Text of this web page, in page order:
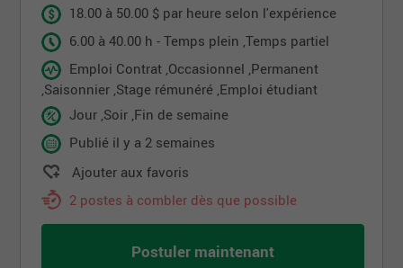
18.00 à 50.00 $ par heure selon l'expérience
6.00 à 40.00 h - Temps plein ,Temps partiel
Emploi Contrat ,Occasionnel ,Permanent
,Saisonnier ,Stage rémunéré ,Emploi étudiant
Jour ,Soir ,Fin de semaine
Publié il y a 2 semaines
Ajouter aux favoris
2 postes à combler dès que possible
Postuler maintenant